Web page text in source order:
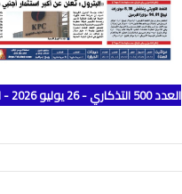
العدد 500 التذكاري - 26 يوليو 2026 - السنة الثالثة